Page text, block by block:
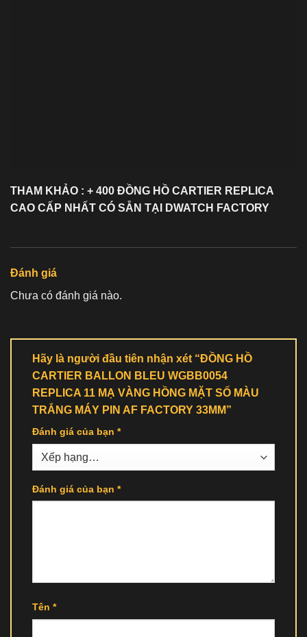
THAM KHẢO : + 400 ĐỒNG HỒ CARTIER REPLICA
CAO CẤP NHẤT CÓ SẴN TẠI DWATCH FACTORY
Đánh giá
Chưa có đánh giá nào.
Hãy là người đầu tiên nhận xét “ĐỒNG HỒ
CARTIER BALLON BLEU WGBB0054
REPLICA 11 MẠ VÀNG HỒNG MẶT SỐ MÀU
TRẮNG MÁY PIN AF FACTORY 33MM”
Đánh giá của bạn *
Đánh giá của bạn *
Tên *